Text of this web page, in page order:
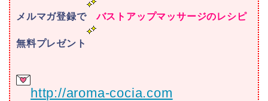
メルマガ登録で バストアップマッサージのレシピ
無料プレゼント
http://aroma-cocia.com